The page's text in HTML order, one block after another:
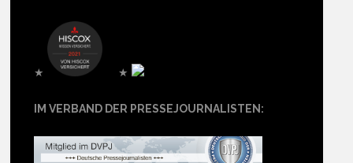
★ ★
IM VERBAND DER PRESSEJOURNALISTEN: